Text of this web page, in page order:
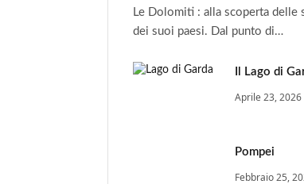
Le Dolomiti : alla scoperta delle
dei suoi paesi. Dal punto di…
Il Lago di
Aprile 23, 2026
Pompei
Febbraio 25,